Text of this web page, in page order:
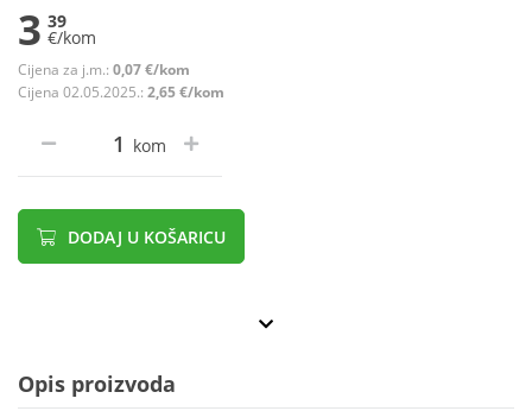
3 39
€/kom
Cijena za j.m.: 0,07 €/kom
Cijena 02.05.2025.: 2,65 €/kom
kom
DODAJ U KOŠARICU
Opis proizvoda